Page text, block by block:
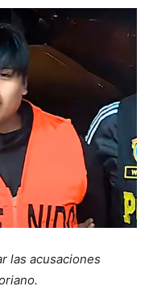
las acusaciones